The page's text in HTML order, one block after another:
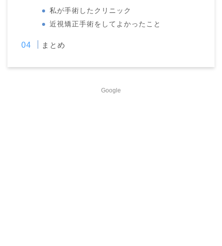
私が手術したクリニック
近視矯正手術をしてよかったこと
まとめ
Google